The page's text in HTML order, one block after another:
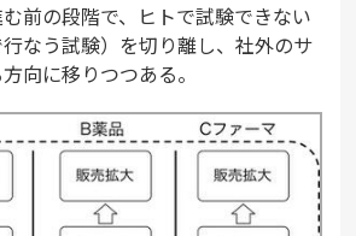
前の段階で、ヒトで試験できない
なう試験）を切り離し、社外のサ
向に移りつつある。